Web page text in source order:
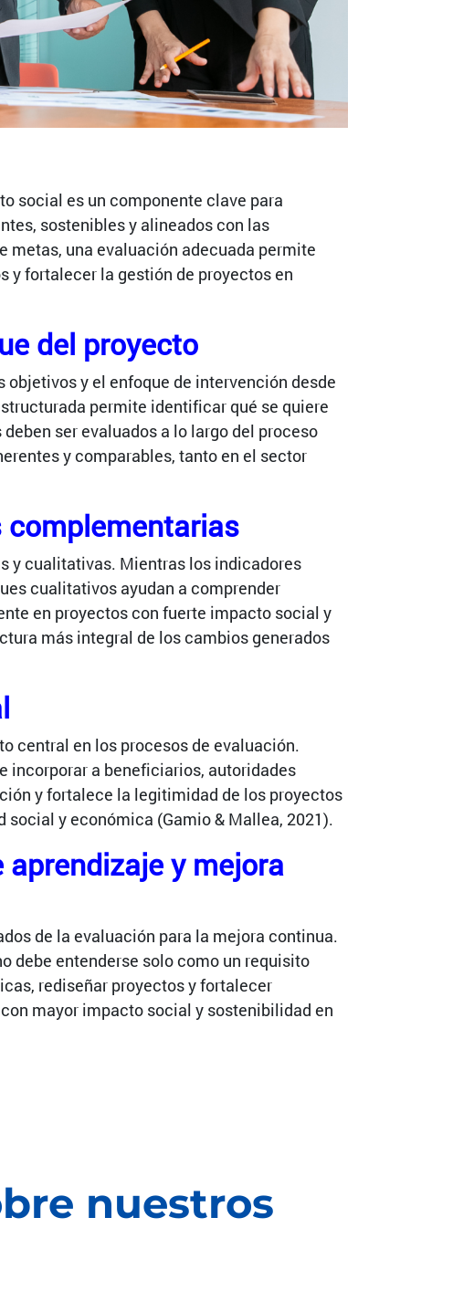
social es un componente clave para
sostenibles y alineados con las
una evaluación adecuada permite
y fortalecer la gestión de proyectos en
del proyecto
y el enfoque de intervención desde
permite identificar qué se quiere
ser evaluados a lo largo del proceso
y comparables, tanto en el sector
complementarias
y cualitativas. Mientras los indicadores
cualitativos ayudan a comprender
en proyectos con fuerte impacto social y
más integral de los cambios generados
central en los procesos de evaluación.
incorporar a beneficiarios, autoridades
y fortalece la legitimidad de los proyectos
y económica (Gamio & Mallea, 2021).
y mejora
de la evaluación para la mejora continua.
debe entenderse solo como un requisito
rediseñar proyectos y fortalecer
mayor impacto social y sostenibilidad en
nuestros